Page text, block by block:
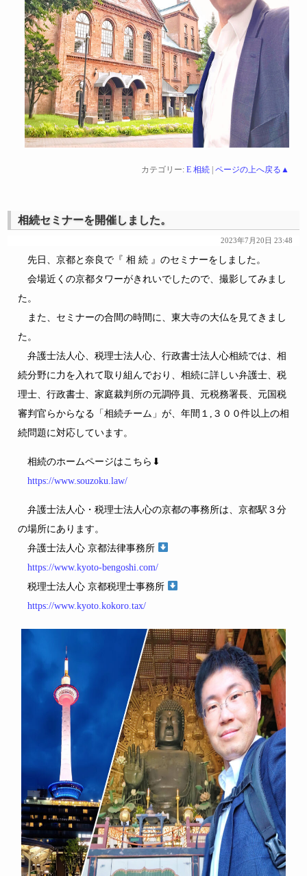
カテゴリー: E 相続| ページの上へ戻る▲
相続セミナーを開催しました。
2023年7月20日 23:48
先日、京都と奈良で『 相 続 』のセミナーをしました。
会場近くの京都タワーがきれいでしたので、撮影してみまし
た。
また、セミナーの合間の時間に、東大寺の大仏を見てきまし
た。
弁護士法人心、税理士法人心、行政書士法人心相続では、相
続分野に力を入れて取り組んでおり、相続に詳しい弁護士、税
理士、行政書士、家庭裁判所の元調停員、元税務署長、元国税
審判官らからなる「相続チーム」が、年間１,３００件以上の相
続問題に対応しています。
相続のホームページはこちら⬇
https://www.souzoku.law/
弁護士法人心・税理士法人心の京都の事務所は、京都駅３分
の場所にあります。
弁護士法人心 京都法律事務所
https://www.kyoto-bengoshi.com/
税理士法人心 京都税理士事務所
https://www.kyoto.kokoro.tax/